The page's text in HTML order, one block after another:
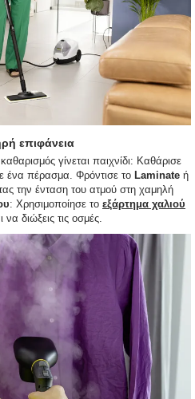
επιφάνεια
γίνεται παιχνίδι: Καθάρισε
ένα πέρασμα. Φρόντισε το Laminate ή
την ένταση του ατμού στη χαμηλή
: Χρησιμοποίησε το εξάρτημα χαλιού
να διώξεις τις οσμές.